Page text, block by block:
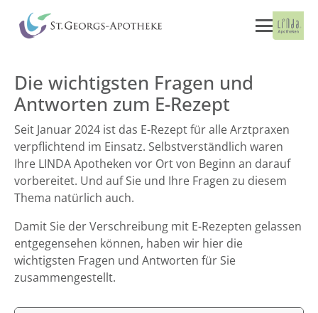
Die wichtigsten Fragen und
Antworten zum E-Rezept
Seit Januar 2024 ist das E-Rezept für alle Arztpraxen
verpflichtend im Einsatz. Selbstverständlich waren
Ihre LINDA Apotheken vor Ort von Beginn an darauf
vorbereitet. Und auf Sie und Ihre Fragen zu diesem
Thema natürlich auch.
Damit Sie der Verschreibung mit E-Rezepten gelassen
entgegensehen können, haben wir hier die
wichtigsten Fragen und Antworten für Sie
zusammengestellt.